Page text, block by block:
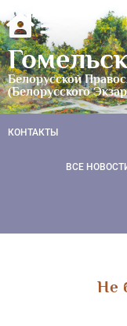
Белорусской
(Белорусского
КОНТАКТЫ
ВСЕ
Не